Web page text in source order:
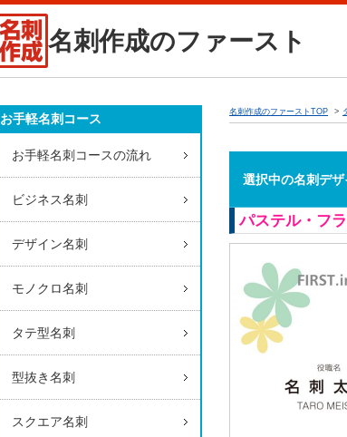
名刺作成のファースト
名刺作成のファーストTOP
選択中の名刺デザ
パステル・フ
お手軽名刺コース
お手軽名刺コースの流れ
ビジネス名刺
デザイン名刺
モノクロ名刺
タテ型名刺
型抜き名刺
スクエア名刺